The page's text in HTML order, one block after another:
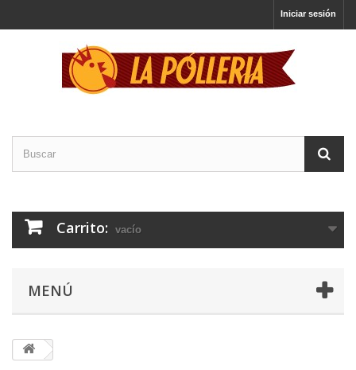
Iniciar sesión
Carrito: vacío
MENÚ